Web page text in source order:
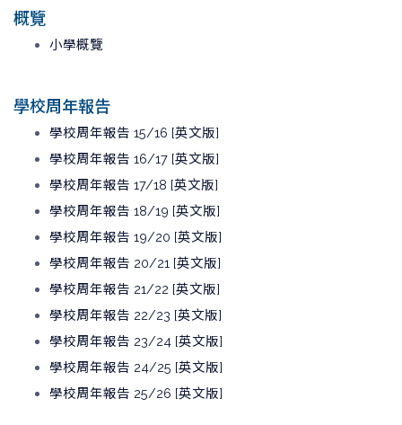
概覽
小學概覽
學校周年報告
學校周年報告 15/16 [英文版]
學校周年報告 16/17 [英文版]
學校周年報告 17/18 [英文版]
學校周年報告 18/19 [英文版]
學校周年報告 19/20 [英文版]
學校周年報告 20/21 [英文版]
學校周年報告 21/22 [英文版]
學校周年報告 22/23 [英文版]
學校周年報告 23/24 [英文版]
學校周年報告 24/25 [英文版]
學校周年報告 25/26 [英文版]